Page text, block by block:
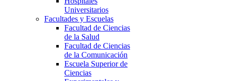
Universitarios
Facultades y Escuelas
Facultad de Ciencias
de la Salud
Facultad de Ciencias
de la Comunicación
Escuela Superior de
Ciencias